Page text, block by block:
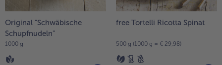
Original "Schwäbische
Schupfnudeln"
1000 g
free Tortelli Ricotta Spinat
500 g (1000 g = € 29,98)